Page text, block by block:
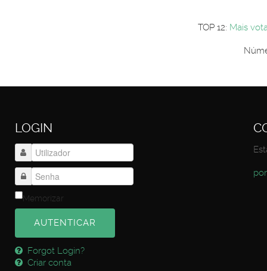
TOP 12: Mais
LOGIN
Memorizar
AUTENTICAR
Forgot Login?
Criar conta